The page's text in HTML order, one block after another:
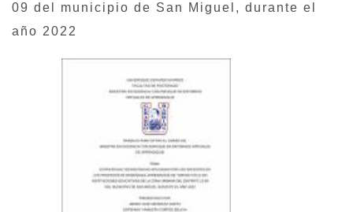
09 del municipio de San Miguel, durante el
año 2022